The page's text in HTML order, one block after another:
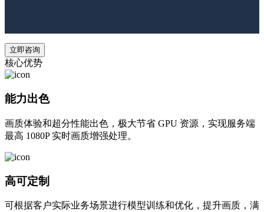
立即咨询
核心优势
能力出色
画质体验和超分性能出色，极大节省 GPU 资源，实现服务端
最高 1080P 实时画质增强处理。
高可定制
可根据客户实际业务场景进行模型训练和优化，提升画质，满